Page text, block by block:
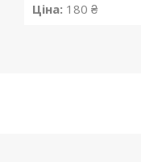
Ціна: 180 ₴